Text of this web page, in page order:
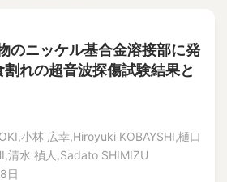
のニッケル基合金溶接部に発
れの超音波探傷試験結果と
小林 広幸,Hiroyuki KOBAYSHI,樋口
清水 禎人,Sadato SHIMIZU
日